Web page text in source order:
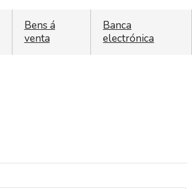
Bens á
venta
Banca
electrónica